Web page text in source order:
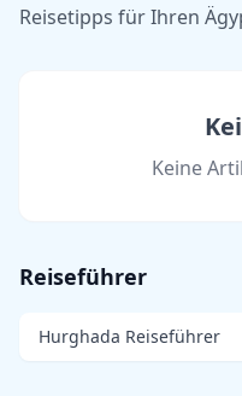
Reisetipps für Ihren
Keine
Reiseführer
Hurghada Reiseführer